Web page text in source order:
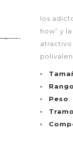
los
how” y
atractivo
Peso: